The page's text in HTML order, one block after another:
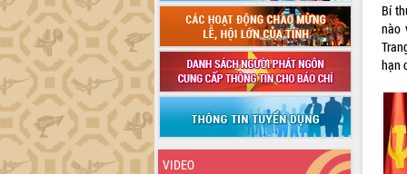
VIDEO
Bí
nào
hạn